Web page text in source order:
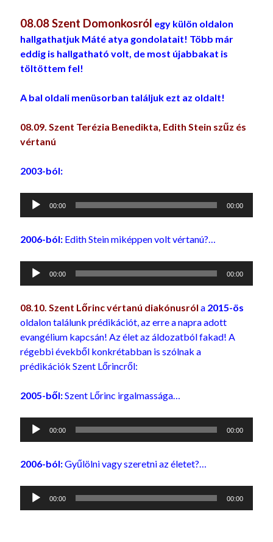
08.08 Szent Domonkosról egy külön oldalon
hallgathatjuk Máté atya gondolatait! Több már
eddig is hallgatható volt, de most újabbakat is
töltöttem fel!
A bal oldali menüsorban találjuk ezt az oldalt!
08.09. Szent Terézia Benedikta, Edith Stein szűz és
vértanú
2003-ból:
Audió
00:00 00:00
2006-ból: Edith Stein miképpen volt vértanú?…
Audió
00:00 00:00
08.10. Szent Lőrinc vértanú diakónusról a 2015-ös
oldalon találunk prédikációt, az erre a napra adott
evangélium kapcsán! Az élet az áldozatból fakad! A
régebbi évekből konkrétabban is szólnak a
prédikációk Szent Lőrincről:
2005-ből:Szent Lőrinc irgalmassága…
Audió
00:00 00:00
2006-ból:Gyűlölni vagy szeretni az életet?…
Audió
00:00 00:00